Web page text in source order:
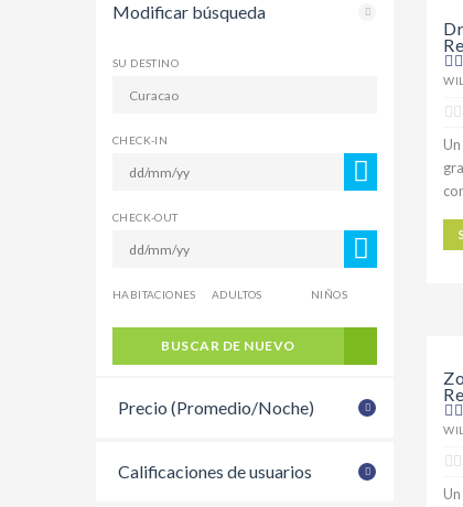
Modificar búsqueda
SU DESTINO
CHECK-IN
CHECK-OUT
HABITACIONES ADULTOS NIÑOS
BUSCAR DE NUEVO
Precio (Promedio/Noche)
Calificaciones de usuarios